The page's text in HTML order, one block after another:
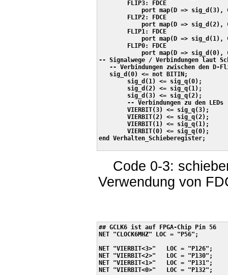
-- Signalwege / Verbindungen laut
-- Verbindungen zwischen den D-
   sig_d(0) <= not BITIN;
end Verhalten_Schieberegister;
Code 0-3:
Verwendung von
## GCLK6 ist auf FPGA-Chip Pin 56
NET "CLOCK6MHZ" LOC = "P56";
NET "VIERBIT<3>"   LOC = "P126";
NET "VIERBIT<2>"   LOC = "P130";
NET "VIERBIT<1>"   LOC = "P131";
NET "VIERBIT<0>"   LOC = "P132";